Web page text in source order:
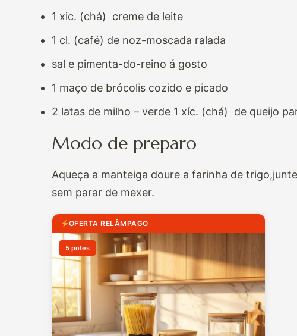
1 xic. (chá) creme de leite
1 cl. (café) de noz-moscada ralada
sal e pimenta-do-reino á gosto
1 maço de brócolis cozido e picado
2 latas de milho – verde 1 xíc. (chá) de queijo
Modo de preparo
Aqueça a manteiga doure a farinha de
sem parar de mexer.
OFERTA RELÂMPAGO
5 potes